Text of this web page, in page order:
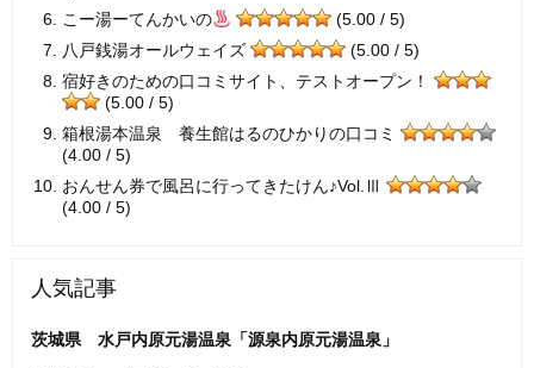
こー湯ーてんかいの
(5.00 / 5)
八戸銭湯オールウェイズ
(5.00 / 5)
宿好きのための口コミサイト、テストオープン！
(5.00 / 5)
箱根湯本温泉 養生館はるのひかりの口コミ
(4.00 / 5)
おんせん券で風呂に行ってきたけん♪Vol.Ⅲ
(4.00 / 5)
人気記事
茨城県 水戸内原元湯温泉「源泉内原元湯温泉」